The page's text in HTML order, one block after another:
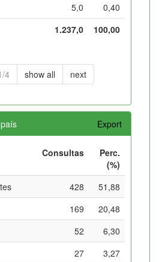
5,0
0,40
1.237,0
100,00
4 show all next
Export
Consultas
Perc.
(%)
428
51,88
169
20,48
52
6,30
27
3,27